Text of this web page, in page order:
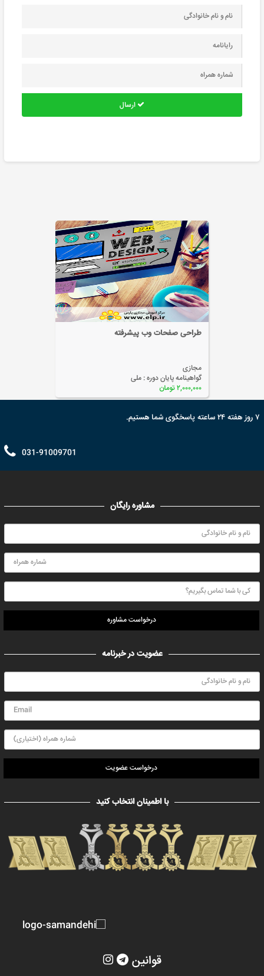
ارسال
طراحی صفحات وب پیشرفته
مجازی
گواهینامه پایان دوره : ملی
۲,۰۰۰,۰۰۰ تومان
۷ روز هفته ۲۴ ساعته پاسخگوی شما هستیم.
031-91009701
مشاوره رایگان
درخواست مشاوره
عضویت در خبرنامه
درخواست عضویت
با اطمینان انتخاب کنید
قوانین